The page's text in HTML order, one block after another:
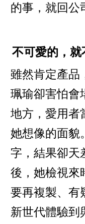
的事，就回公
不可愛的，
雖然肯定產品
珮瑜卻害怕會
地方，愛用者
她想像的面貌
字，結果卻天
後，她檢視來
要再複製、有
新世代體驗到